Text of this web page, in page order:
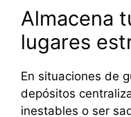
Almacena
lugares
En situaciones de
depósitos
inestables o ser